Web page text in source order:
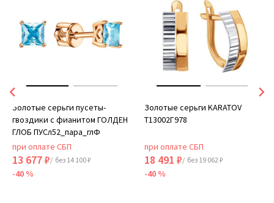
Золотые серьги пусеты-
гвоздики с фианитом ГОЛДЕН
ГЛОБ ПУСл52_пара_глФ
при оплате СБП
13 677 ₽/ без 14 100 ₽
-40 %
Золотые серьги KARATOV
Т13002Г978
при оплате СБП
18 491 ₽/ без 19 062 ₽
-40 %